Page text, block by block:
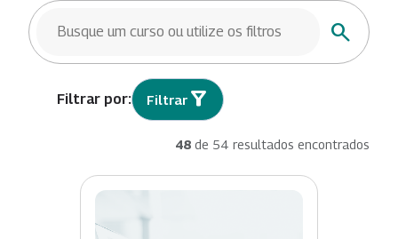
BUSCAR CURSOS
Buscar
Filtrar
48 de 54 resultados encontrados